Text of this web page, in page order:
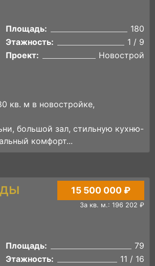
Площадь:
180
Этажность:
1 / 9
Проект:
Новострой
кв. м в новостройке,
большой зал, стильную кухню-
комфорт...
15 500 000 ₽
За кв. м.: 196 202 ₽
Площадь:
79
Этажность:
11 / 16